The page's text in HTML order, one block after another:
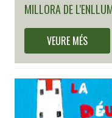
MILLORA DE
VEURE MÉS